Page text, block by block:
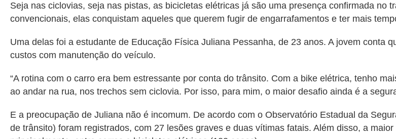
Seja nas ciclovias, seja nas pistas, as bicicletas elétricas já são uma presença confirmada no
convencionais, elas conquistam aqueles que querem fugir de engarrafamentos e ter mais
Uma delas foi a estudante de Educação Física Juliana Pessanha, de 23 anos. A jovem conta
custos com manutenção do veículo.
“A rotina com o carro era bem estressante por conta do trânsito. Com a bike elétrica, tenho
ao andar na rua, nos trechos sem ciclovia. Por isso, para mim, o maior desafio ainda é a
E a preocupação de Juliana não é incomum. De acordo com o Observatório Estadual da
de trânsito) foram registrados, com 27 lesões graves e duas vítimas fatais. Além disso, a